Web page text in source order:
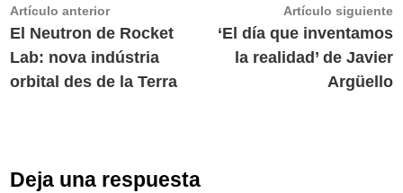
Navegación
de
entradas
Artículo anteriorArtículo
anterior:
El Neutron de Rocket
Lab: nova indústria
orbital des de la Terra
Artículo siguiente
‘El día que inventamos
la realidad’ de Javier
Argüello
Deja una respuesta